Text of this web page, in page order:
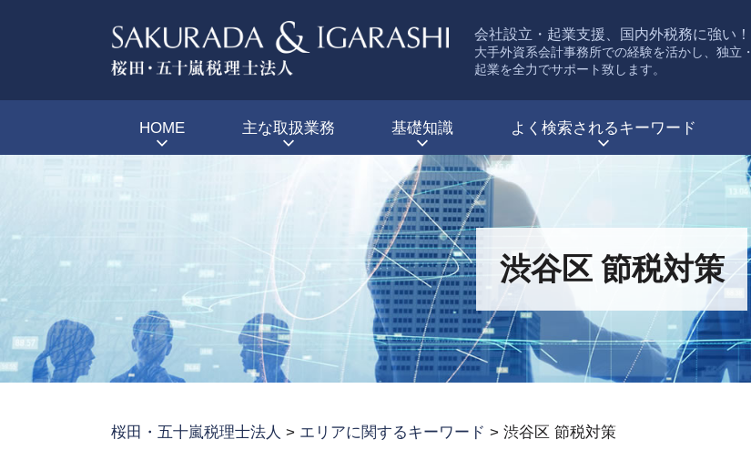
渋谷区 節税対策
会社設立・起業支援、国内外税務に強い！
大手外資系会計事務所での経験を活かし、独立・
起業を全力でサポート致します。
HOME 主な取扱業務 基礎知識 よく検索されるキーワード
桜田・五十嵐税理士法人 > エリアに関するキーワード > 渋谷区 節税対策